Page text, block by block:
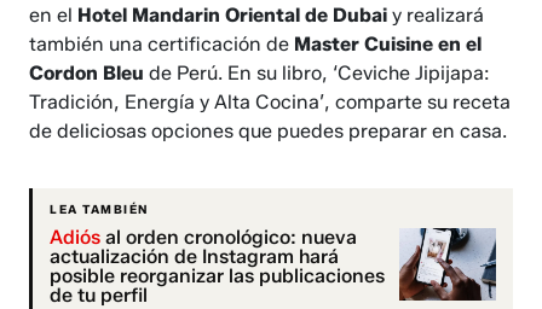
en el Hotel Mandarin Oriental de Dubai y realizará
también una certificación de Master Cuisine en el
Cordon Bleu de Perú. En su libro, ‘Ceviche Jipijapa:
Tradición, Energía y Alta Cocina’, comparte su receta
de deliciosas opciones que puedes preparar en casa.
LEA TAMBIÉN
Adiós al orden cronológico: nueva
actualización de Instagram hará
posible reorganizar las publicaciones
de tu perfil